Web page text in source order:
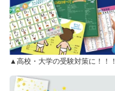
▲高校・大学の受験対策に！！！